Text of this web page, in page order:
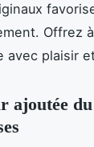
Offrez
avec plaisir
ajoutée